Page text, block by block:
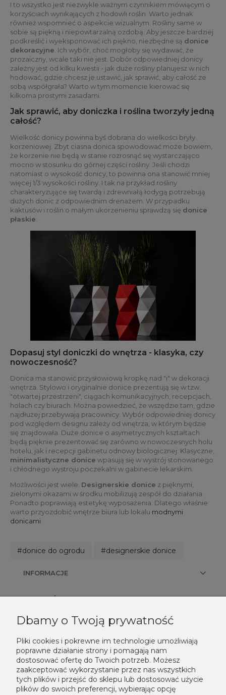
I to wszystko jest niezwykle ważnym czynnikiem mówiącym o
korzyściach wynikających z hodowli roślin. Warto jednak
również wspomnieć o aspekcie wizualnym. Rośliny same w
sobie są piękną i niepowtarzalną ozdobą. Aby jeszcze bardziej
podkreślić i wyeksponować ich piękno, niezbędne są donice
dekoracyjne . Ich wybór, choć mogłoby się wydawać, że
prozaiczny, wcale taki nie jest. Dobór odpowiedniej donicy
zależny jest od kilku kwestii - jak duże rośliny planujesz w nich
hodować, gdzie chcesz je ustawić, jak sprawić, aby całość ze
sobą współgrała? Warto w tym momencie kierować się
kilkoma prostymi zasadami.
Jak sprawić, aby doniczka i roślina tworzyły jedną
całość?
Wielkość donicy powinna byś dobrana do wielkości bryły
korzeniowej. Zbyt ciasna donica spowodować może bowiem,
że korzenie nie będą w stanie rozrosnąć się wystarczająco
mocno w stosunku do górnej części rośliny. Jeśli chodzi
natomiast o wysokość donicy, to powinna ona stanowić mniej
więcej 1/3 wysokości rośliny. I tak na przykład rośliny
charakteryzujące się twardą i zdrewniałą łodygą potrzebują
dużych donic z odpowiednim drenażem. W przypadku
kaktusów i roślin o małym ukorzenieniu sprawdzą się donice
płaskie
Dopasuj styl doniczki do wnętrza - klasyka, czy
nowoczesność?
Donica ma stanowić przysłowiową kropkę nad "i" w dekoracji
wnętrza. Stylowo i oryginalnie donice prezentują się w tzw.
"otwartej przestrzeni", ciągach komunikacyjnych, recepcjach,
holach czy biurach. Można powiedzieć, że wszędzie tam, gdzie
najdłużej przebywają pracownicy. Wybór odpowiedniej donicy
pod względem designu zależy od wnętrza, w którym będzie
się znajdowała. Duże donice o asymetrycznych kształtach
będą pięknie prezentować się zarówno w nowoczesnych holu
hotelu, jak i recepcji gabinetu odnowy biologicznej. Klasyczne,
minimalistyczne donice wpasują się w wystrój stonowanego
i chłodnego wystroju poczekalni w gabinecie lekarskim.
Możliwości jest wiele. Designerskie donice z pięknymi,
zielonymi okazami w środku mobilizują zespół do działania.
Ponadto poprawiają estetykę wyposażenia. Dlatego właśnie
warto przyozdobić wnętrze biura lub lokalu modnymi
donicami
#donice do ogrodu #designerskie donice
INFORMACJE
PŁATNOŚCI I DOSTAWA
KONTAKT
NEWSLETTER
Podaj swój adres e-mail, jeżeli chcesz otrzymywać informacje o
nowościach i promocjach.
Dbamy o Twoją prywatność
Pliki cookies i pokrewne im technologie umożliwiają
poprawne działanie strony i pomagają nam
dostosować ofertę do Twoich potrzeb. Możesz
zaakceptować wykorzystanie przez nas wszystkich
tych plików i przejść do sklepu lub dostosować użycie
plików do swoich preferencji, wybierając opcję